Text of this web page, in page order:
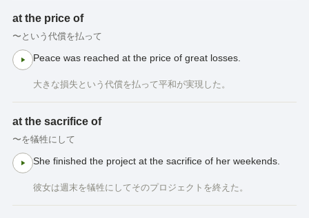
at the price of
〜という代償を払って
Peace was reached at the price of great losses.
大きな損失という代償を払って平和が実現した。
at the sacrifice of
〜を犠牲にして
She finished the project at the sacrifice of her weekends.
彼女は週末を犠牲にしてそのプロジェクトを終えた。